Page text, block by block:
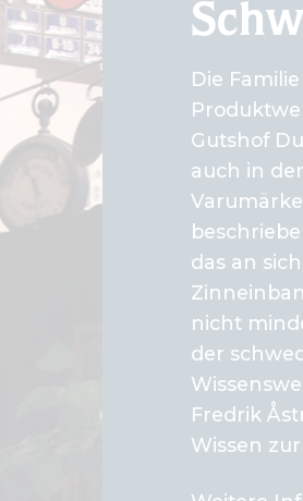
Die
Gutshof
auch in
das an
nicht
der
Fredrik
Wissen